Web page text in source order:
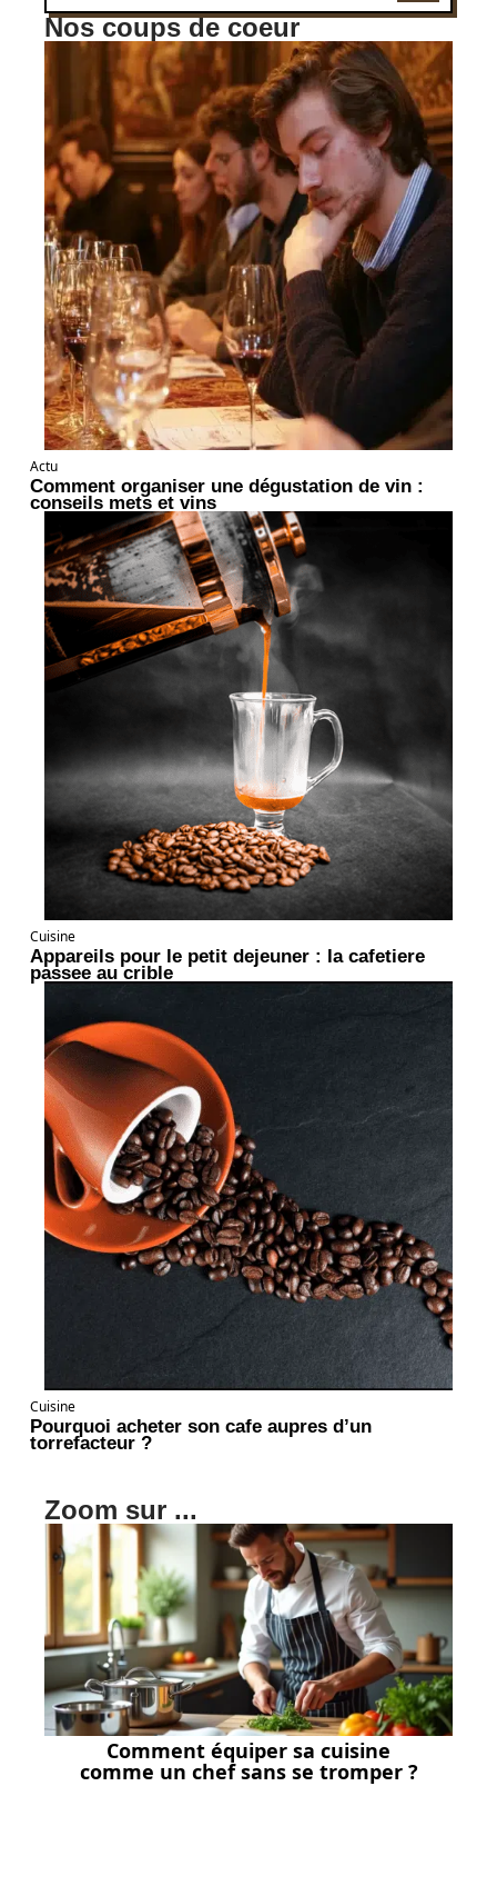
Nos coups de coeur
Actu
Comment organiser une dégustation de vin :
conseils mets et vins
Cuisine
Appareils pour le petit dejeuner : la cafetiere
passee au crible
Cuisine
Pourquoi acheter son cafe aupres d’un
torrefacteur ?
Zoom sur ...
Comment équiper sa cuisine
comme un chef sans se tromper ?